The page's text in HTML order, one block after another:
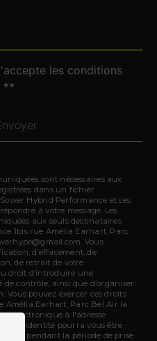
les conditions
**
sont nécessaires aux
dans un fichier
Hybrid Performance et ses
à votre message. Les
aux seuls destinataires
1bis rue Amélia Earhart, Parc
Vous
d’effacement, de
de retrait de votre
droit d’introduire une
contrôle, ainsi que d’organiser
Vous pouvez exercer ces droits
Amélia Earhart, Parc Bel Air la
électronique à l'adresse
d'identité pourra vous être
pendant la période de prise